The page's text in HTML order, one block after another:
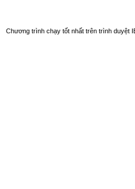
Chương trình chạy tốt nhất trên trình duyệt